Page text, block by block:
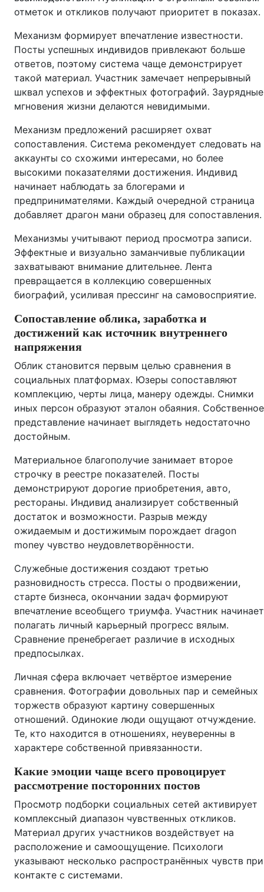
отметок и откликов получают приоритет в показах.
Механизм формирует впечатление известности.
Посты успешных индивидов привлекают больше
ответов, поэтому система чаще демонстрирует
такой материал. Участник замечает непрерывный
шквал успехов и эффектных фотографий. Заурядные
мгновения жизни делаются невидимыми.
Механизм предложений расширяет охват
сопоставления. Система рекомендует следовать на
аккаунты со схожими интересами, но более
высокими показателями достижения. Индивид
начинает наблюдать за блогерами и
предпринимателями. Каждый очередной страница
добавляет драгон мани образец для сопоставления.
Механизмы учитывают период просмотра записи.
Эффектные и визуально заманчивые публикации
захватывают внимание длительнее. Лента
превращается в коллекцию совершенных
биографий, усиливая прессинг на самовосприятие.
Сопоставление облика, заработка и
достижений как источник внутреннего
напряжения
Облик становится первым целью сравнения в
социальных платформах. Юзеры сопоставляют
комплекцию, черты лица, манеру одежды. Снимки
иных персон образуют эталон обаяния. Собственное
представление начинает выглядеть недостаточно
достойным.
Материальное благополучие занимает второе
строчку в реестре показателей. Посты
демонстрируют дорогие приобретения, авто,
рестораны. Индивид анализирует собственный
достаток и возможности. Разрыв между
ожидаемым и достижимым порождает dragon
money чувство неудовлетворённости.
Служебные достижения создают третью
разновидность стресса. Посты о продвижении,
старте бизнеса, окончании задач формируют
впечатление всеобщего триумфа. Участник начинает
полагать личный карьерный прогресс вялым.
Сравнение пренебрегает различие в исходных
предпосылках.
Личная сфера включает четвёртое измерение
сравнения. Фотографии довольных пар и семейных
торжеств образуют картину совершенных
отношений. Одинокие люди ощущают отчуждение.
Те, кто находится в отношениях, неуверенны в
характере собственной привязанности.
Какие эмоции чаще всего провоцирует
рассмотрение посторонних постов
Просмотр подборки социальных сетей активирует
комплексный диапазон чувственных откликов.
Материал других участников воздействует на
расположение и самоощущение. Психологи
указывают несколько распространённых чувств при
контакте с системами.